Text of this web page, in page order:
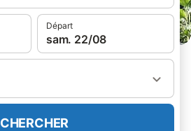
Départ
sam. 22/08
CHERCHER